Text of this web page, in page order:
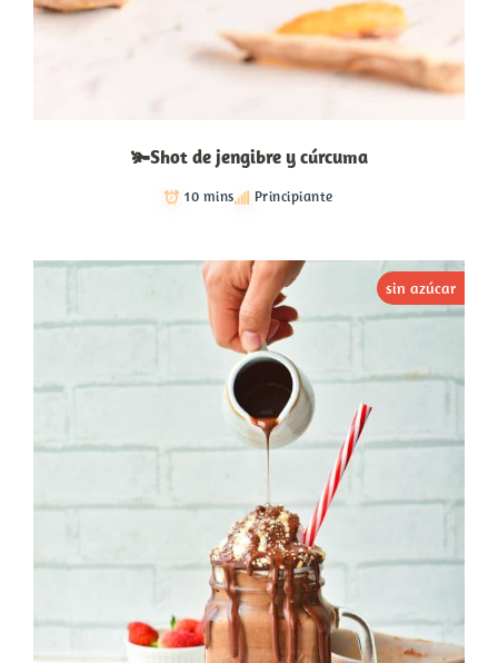
🫚Shot de jengibre y cúrcuma
10 mins Principiante
sin azúcar